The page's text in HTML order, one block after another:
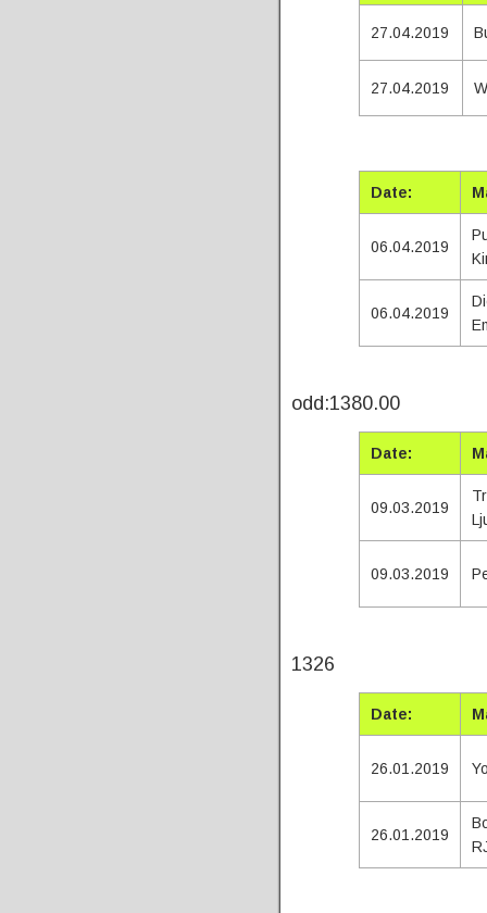
27.04.2019
27.04.2019
Date:
06.04.2019
06.04.2019
odd:1380.00
Date:
09.03.2019
09.03.2019
1326
Date:
26.01.2019
26.01.2019